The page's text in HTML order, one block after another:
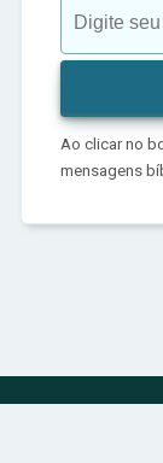
Ao clicar no
mensagens